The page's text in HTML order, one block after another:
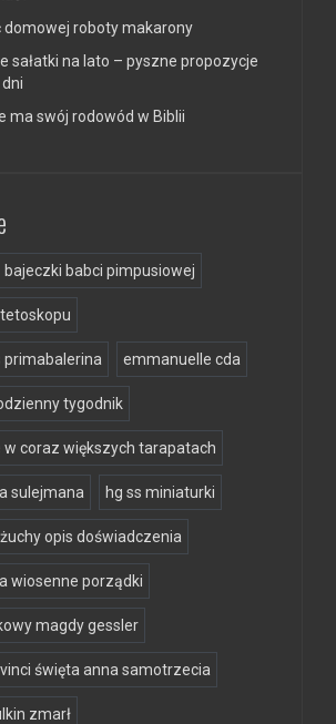
domowej roboty makarony
sałatki na lato – pyszne propozycje
ma swój rodowód w Biblii
bajeczki babci pimpusiowej
primabalerina emmanuelle cda
tygodnik
coraz większych tarapatach
sulejmana hg ss miniaturki
opis doświadczenia
wiosenne porządki
magdy gessler
święta anna samotrzecia
zmarł